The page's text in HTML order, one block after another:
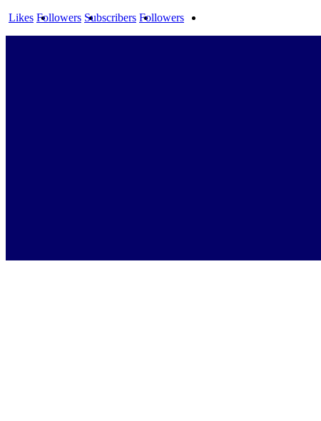
Likes Followers Subscribers Followers